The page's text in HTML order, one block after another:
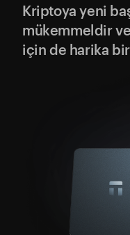
Kriptoya yeni
mükemmeldir
için de harika